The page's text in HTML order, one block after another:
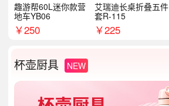
趣游帮60L迷你款营
地车YB06
￥250
艾瑞迪长桌折叠五件
套R-115
￥225
杯壶厨具 NEW